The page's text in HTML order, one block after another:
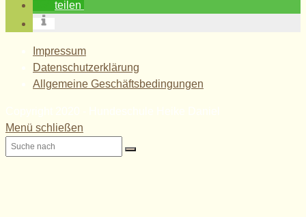
teilen
Impressum
Datenschutzerklärung
Allgemeine Geschäftsbedingungen
Menü schließen